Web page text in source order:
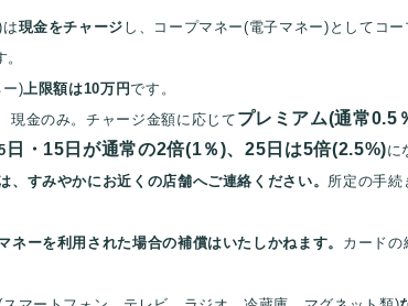
現金をチャージ し、コープマネー(電子マネー)としてコ
ー)上限額は10万円です。
現金のみ。チャージ金額に応じて プレミアム(通常0.5
日 ・15日が通常の2倍(1％)、25日は5倍(2.5%)に
、すみやかにお近くの店舗へご連絡ください。 所定の手続
ネーを利用された場合の補償はいた しかねます。 カードの